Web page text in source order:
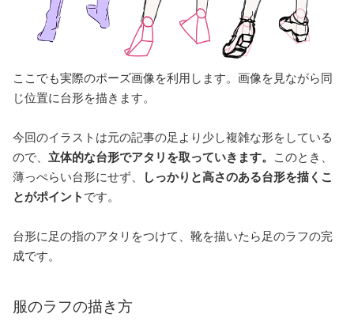
ここでも実際のポーズ画像を利用します。画像を見ながら同
じ位置に台形を描きます。
今回のイラストは元の記事の足より少し複雑な形をしている
ので、 立体的な台形でアタリを取っていきます。
このとき、
薄っぺらい台形にせず、
しっかりと高さのある台形を描くこ
とがポイント です。
台形に足の指のアタリをつけて、靴を描いたら足のラフの完
成です。
服のラフの描き方